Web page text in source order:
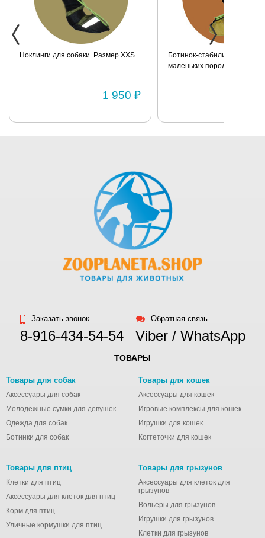
Ноклинги для собаки. Размер XXS
1 950 ₽
Ботинок-стабилизатор для
маленьких пород для
Заказать звонок
8-916-434-54-54
Обратная связь
Viber / WhatsApp
ТОВАРЫ
Товары для собак
Аксессуары для собак
Молодёжные сумки для девушек
Одежда для собак
Ботинки для собак
Товары для кошек
Аксессуары для кошек
Игровые комплексы для кошек
Игрушки для кошек
Когтеточки для кошек
Товары для птиц
Клетки для птиц
Аксессуары для клеток для птиц
Корм для птиц
Уличные кормушки для птиц
Товары для грызунов
Аксессуары для клеток для
грызунов
Вольеры для грызунов
Игрушки для грызунов
Клетки для грызунов